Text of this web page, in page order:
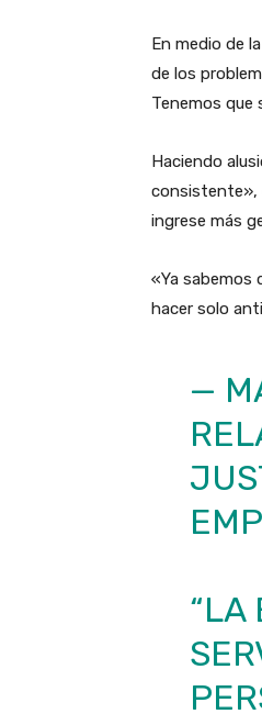
En medio de
de los
Tenemos que
Haciendo
consistente»,
ingrese más
«Ya sabemos
hacer solo
—
“LA